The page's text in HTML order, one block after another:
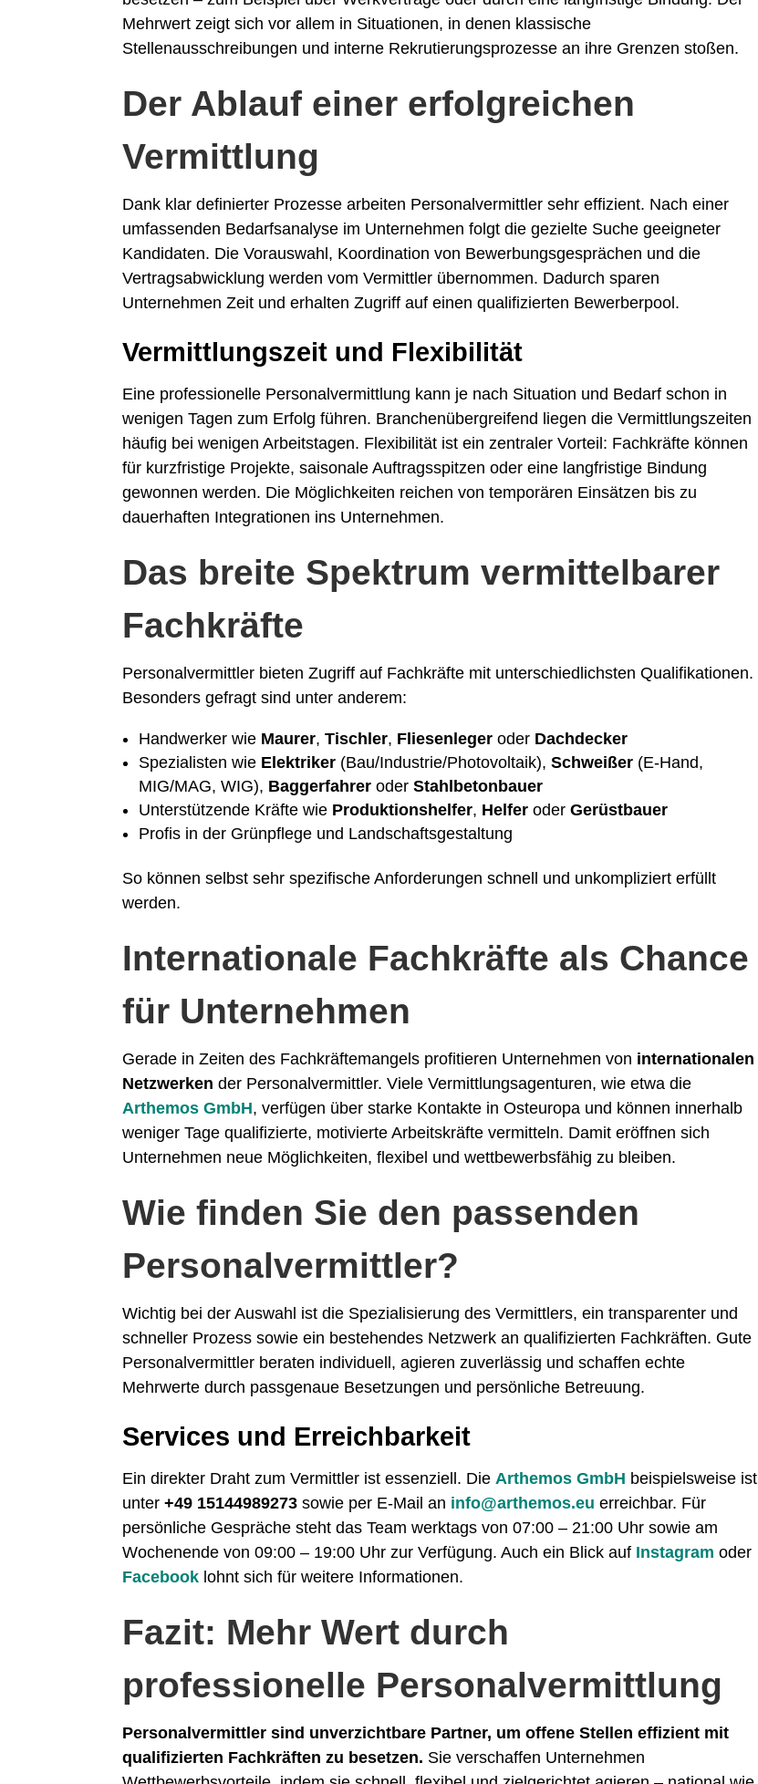
Mehrwert zeigt sich vor allem in Situationen, in denen klassische
Stellenausschreibungen und interne Rekrutierungsprozesse an ihre Grenzen stoßen.
Der Ablauf einer erfolgreichen
Vermittlung
Dank klar definierter Prozesse arbeiten Personalvermittler sehr effizient. Nach einer
umfassenden Bedarfsanalyse im Unternehmen folgt die gezielte Suche geeigneter
Kandidaten. Die Vorauswahl, Koordination von Bewerbungsgesprächen und die
Vertragsabwicklung werden vom Vermittler übernommen. Dadurch sparen
Unternehmen Zeit und erhalten Zugriff auf einen qualifizierten Bewerberpool.
Vermittlungszeit und Flexibilität
Eine professionelle Personalvermittlung kann je nach Situation und Bedarf schon in
wenigen Tagen zum Erfolg führen. Branchenübergreifend liegen die Vermittlungszeiten
häufig bei wenigen Arbeitstagen. Flexibilität ist ein zentraler Vorteil: Fachkräfte können
für kurzfristige Projekte, saisonale Auftragsspitzen oder eine langfristige Bindung
gewonnen werden. Die Möglichkeiten reichen von temporären Einsätzen bis zu
dauerhaften Integrationen ins Unternehmen.
Das breite Spektrum vermittelbarer
Fachkräfte
Personalvermittler bieten Zugriff auf Fachkräfte mit unterschiedlichsten Qualifikationen.
Besonders gefragt sind unter anderem:
Handwerker wie Maurer,Tischler, Fliesenleger oder Dachdecker
Spezialisten wie Elektriker (Bau/Industrie/Photovoltaik),Schweißer (E-Hand,
MIG/MAG, WIG), Baggerfahrer oderStahlbetonbauer
Unterstützende Kräfte wie Produktionshelfer, Helfer oderGerüstbauer
Profis in der Grünpflege und Landschaftsgestaltung
So können selbst sehr spezifische Anforderungen schnell und unkompliziert erfüllt
werden.
Internationale Fachkräfte als Chance
für Unternehmen
Gerade in Zeiten des Fachkräftemangels profitieren Unternehmen von internationalen
Netzwerken der Personalvermittler. Viele Vermittlungsagenturen, wie etwa die
Arthemos GmbH, verfügen über starke Kontakte in Osteuropa und können innerhalb
weniger Tage qualifizierte, motivierte Arbeitskräfte vermitteln. Damit eröffnen sich
Unternehmen neue Möglichkeiten, flexibel und wettbewerbsfähig zu bleiben.
Wie finden Sie den passenden
Personalvermittler?
Wichtig bei der Auswahl ist die Spezialisierung des Vermittlers, ein transparenter und
schneller Prozess sowie ein bestehendes Netzwerk an qualifizierten Fachkräften. Gute
Personalvermittler beraten individuell, agieren zuverlässig und schaffen echte
Mehrwerte durch passgenaue Besetzungen und persönliche Betreuung.
Services und Erreichbarkeit
Ein direkter Draht zum Vermittler ist essenziell. DieArthemos GmbH beispielsweise ist
unter+49 15144989273 sowie per E-Mail an info@arthemos.eu erreichbar. Für
persönliche Gespräche steht das Team werktags von 07:00 – 21:00 Uhr sowie am
Wochenende von 09:00 – 19:00 Uhr zur Verfügung. Auch ein Blick auf Instagram oder
Facebook lohnt sich für weitere Informationen.
Fazit: Mehr Wert durch
professionelle Personalvermittlung
Personalvermittler sind unverzichtbare Partner, um offene Stellen effizient mit
qualifizierten Fachkräften zu besetzen. Sie verschaffen Unternehmen